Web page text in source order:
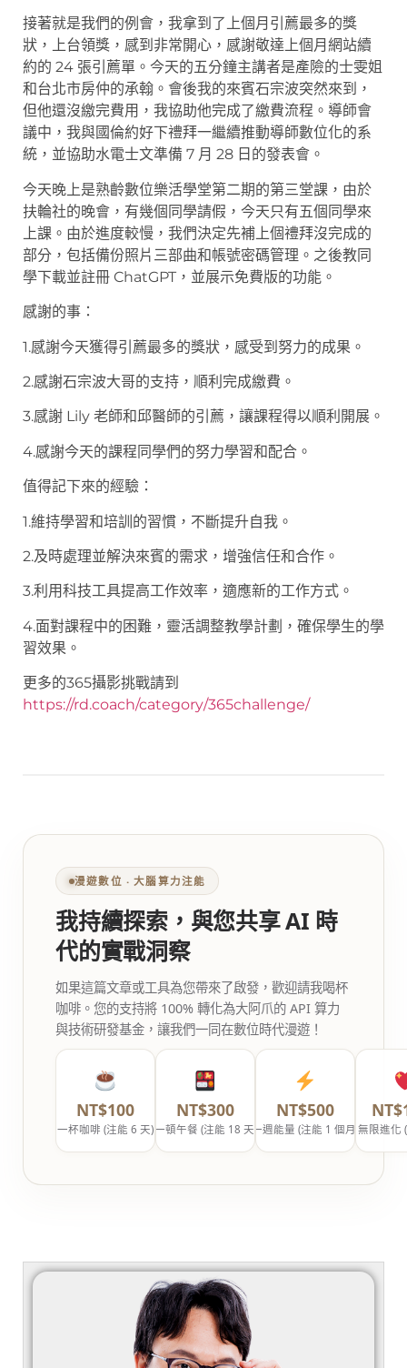
接著就是我們的例會，我拿到了上個月引薦最多的獎
狀，上台領獎，感到非常開心，感謝敬達上個月網站續
約的 24 張引薦單。今天的五分鐘主講者是產險的士雯姐
和台北市房仲的承翰。會後我的來賓石宗波突然來到，
但他還沒繳完費用，我協助他完成了繳費流程。導師會
議中，我與國倫約好下禮拜一繼續推動導師數位化的系
統，並協助水電士文準備 7 月 28 日的發表會。
今天晚上是熟齡數位樂活學堂第二期的第三堂課，由於
扶輪社的晚會，有幾個同學請假，今天只有五個同學來
上課。由於進度較慢，我們決定先補上個禮拜沒完成的
部分，包括備份照片三部曲和帳號密碼管理。之後教同
學下載並註冊 ChatGPT，並展示免費版的功能。
感謝的事：
1.感謝今天獲得引薦最多的獎狀，感受到努力的成果。
2.感謝石宗波大哥的支持，順利完成繳費。
3.感謝 Lily 老師和邱醫師的引薦，讓課程得以順利開展。
4.感謝今天的課程同學們的努力學習和配合。
值得記下來的經驗：
1.維持學習和培訓的習慣，不斷提升自我。
2.及時處理並解決來賓的需求，增強信任和合作。
3.利用科技工具提高工作效率，適應新的工作方式。
4.面對課程中的困難，靈活調整教學計劃，確保學生的學
習效果。
更多的365攝影挑戰請到
https://rd.coach/category/365challenge/
漫遊數位 ‧ 大腦算力注能
我持續探索，與您共享 AI 時
代的實戰洞察
如果這篇文章或工具為您帶來了啟發，歡迎請我喝杯
咖啡。您的支持將 100% 轉化為大阿爪的 API 算力
與技術研發基金，讓我們一同在數位時代漫遊！
NT$100
一杯咖啡 (注能 6 天)
NT$300
一頓午餐 (注能 18 天)
NT$500
一週能量 (注能 1 個月)無限進化